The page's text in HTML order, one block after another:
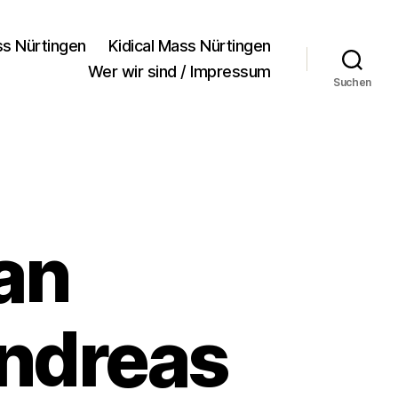
Nürtingen
Kidical Mass Nürtingen
Wer wir sind / Impressum
Suchen